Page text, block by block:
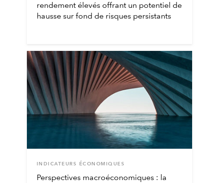
rendement élevés offrant un potentiel de
hausse sur fond de risques persistants
INDICATEURS ÉCONOMIQUES
Perspectives macroéconomiques : la